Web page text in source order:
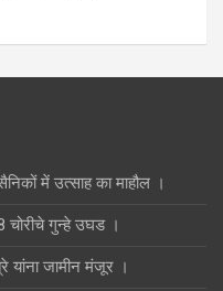
में उत्साह का माहौल ।
चोरीचे गुन्हे उघड ।
यांना जामीन मंजूर ।